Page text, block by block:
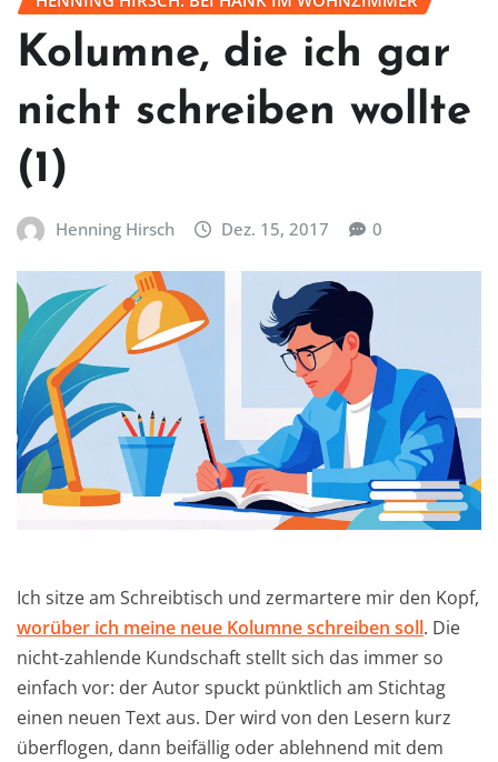
Kolumne, die ich gar
nicht schreiben wollte
(1)
Henning Hirsch Dez. 15, 2017 0
Ich sitze am Schreibtisch und zermartere mir den Kopf,
worüber ich meine neue Kolumne schreiben soll. Die
nicht-zahlende Kundschaft stellt sich das immer so
einfach vor: der Autor spuckt pünktlich am Stichtag
einen neuen Text aus. Der wird von den Lesern kurz
überflogen, dann beifällig oder ablehnend mit dem